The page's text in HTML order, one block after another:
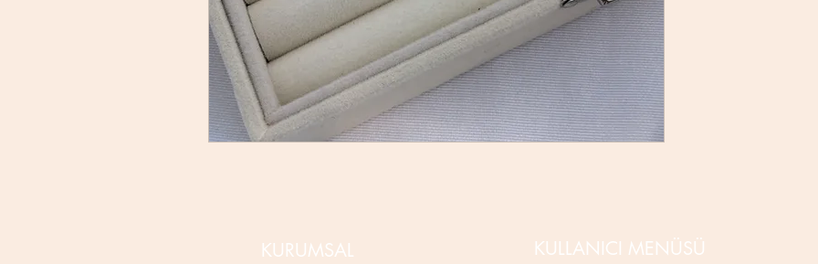
KURUMSAL KULLANICI MENÜSÜ